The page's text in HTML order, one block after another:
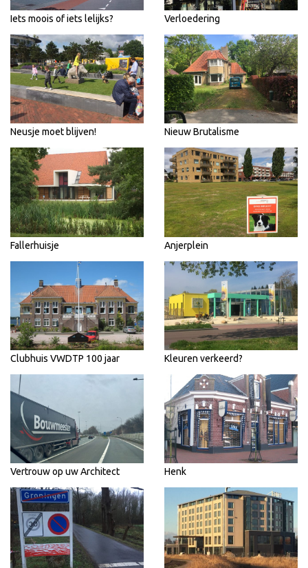
Iets moois of iets lelijks? Verloedering
Neusje moet blijven! Nieuw Brutalisme
Fallerhuisje Anjerplein
Clubhuis VWDTP 100 jaar Kleuren verkeerd?
Vertrouw op uw Architect Henk